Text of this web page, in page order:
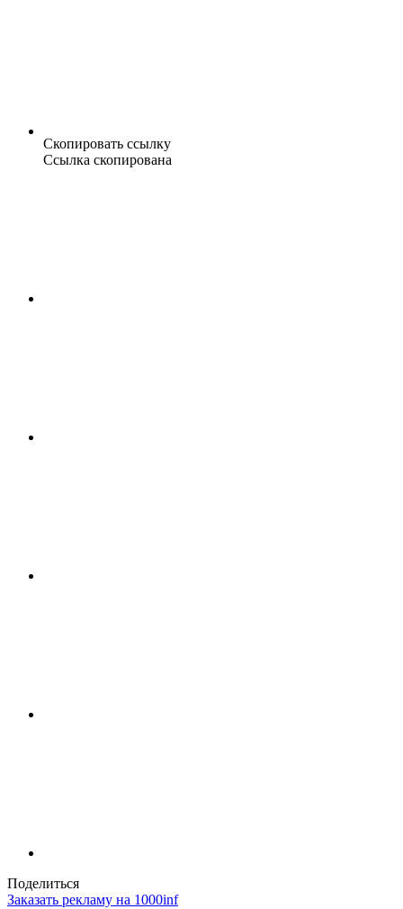
Скопировать ссылку
Ссылка скопирована
Поделиться
Заказать рекламу на 1000inf